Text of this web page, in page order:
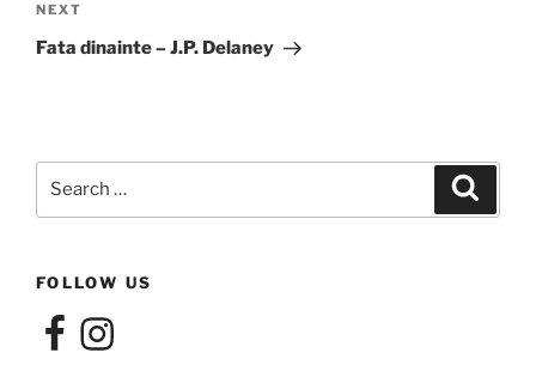
Next
Post
NEXT
Fata dinainte – J.P. Delaney
FOLLOW US
FacebookInstagram